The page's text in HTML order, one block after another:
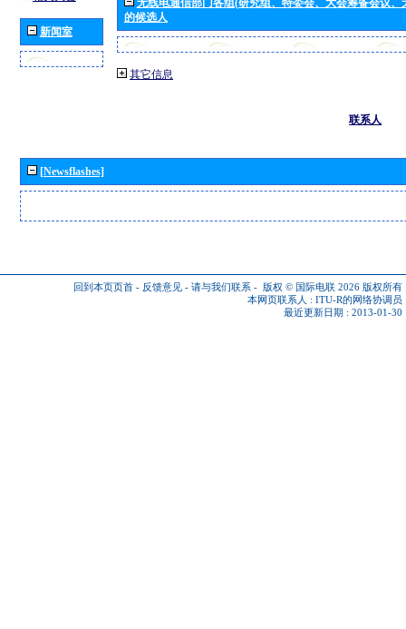
新闻室
的候选人
其它信息
联系人
[Newsflashes]
回到本页页首 - 反馈意见 - 请与我们联系 - 版权 © 国际电联 2026 版权所有
本网页联系人 : ITU-R的网络协调员
最近更新日期 : 2013-01-30